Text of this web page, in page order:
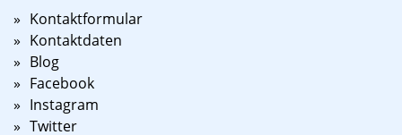
Kontaktformular
Kontaktdaten
Blog
Facebook
Instagram
Twitter